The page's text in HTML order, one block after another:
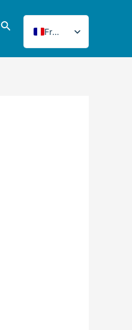
RechercherFrench
English